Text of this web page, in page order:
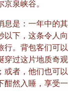
泉峡谷。
息是：一年中的其
以下，这条令人向
行。背包客们可以
穿过这片地质奇观
或者，他们也可以
酣然入睡，享受一